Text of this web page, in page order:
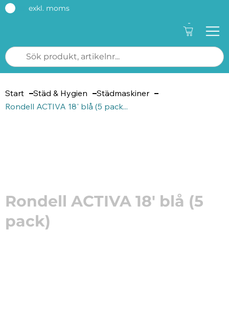
exkl. moms
-
Start Städ & Hygien
Städmaskiner
Rondell ACTIVA 18' blå (5 pack...
Rondell ACTIVA 18' blå (5
pack)